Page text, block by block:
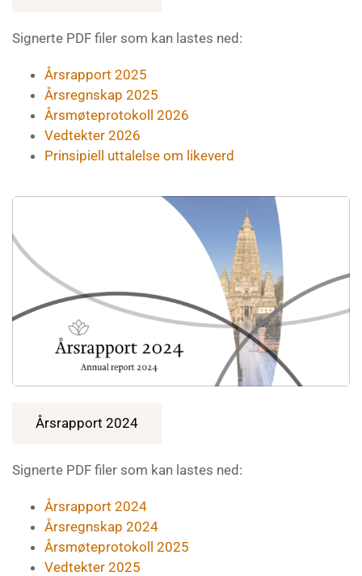
Signerte PDF filer som kan lastes ned:
Årsrapport 2025
Årsregnskap 2025
Årsmøteprotokoll 2026
Vedtekter 2026
Prinsipiell uttalelse om likeverd
Årsrapport 2024
Signerte PDF filer som kan lastes ned:
Årsrapport 2024
Årsregnskap 2024
Årsmøteprotokoll 2025
Vedtekter 2025